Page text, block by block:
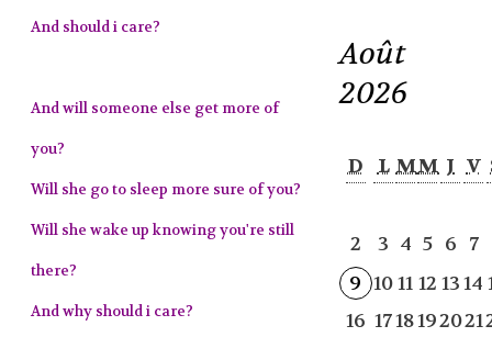
And should i care?
And will someone else get more of
you?
Will she go to sleep more sure of you?
Will she wake up knowing you're still
there?
And why should i care?
Août
2026
D L MM J V
2 3 4 5 6 7
9 1011 12 1314
16 1718192021